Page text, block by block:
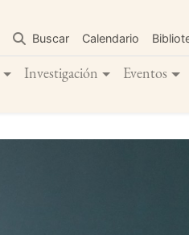
contenido
principal
Buscar Calendario
Investigación Eventos